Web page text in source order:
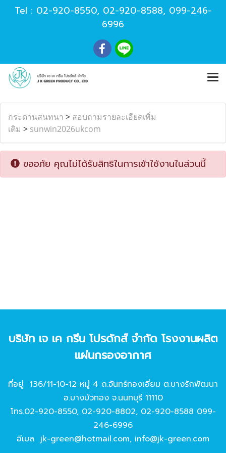
Tel : 02-920-8550, 02-920-8588, 099-246-
6996
กระดานสนทนา > สอบถามรายละเอียดเพิ่ม
เติม > sunwin2026ukcom
ขออภัย คุณไม่ได้รับสิทธิในการเข้าใช้งานในส่วนนี้
บริษัท เจ เค กรีน โปรดักส์ จํากัด โรงงานผลิต
แผ่นกรองอากาศ
ที่อยู่ 136/11-10-12 หมู่ 4 ถ.จันทร์ทองเอี่ยม ต.บางรักพัฒนา
อ.บางบัวทอง จ.นนทบุรี 11110
โทร.02-920-8550, 02-920-8802, 02-920-8588 099-
246-6996
อีเมล jk-green@hotmail.com, info@jk-green.com